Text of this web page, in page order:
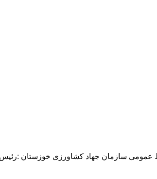
درجه یک ۱۳۰ هزار ریال اعلام شد به گزارش روابط عمومی سازمان جهاد کشاورزی